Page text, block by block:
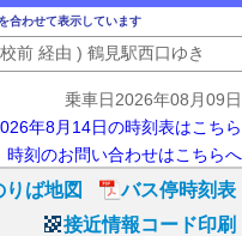
合わせて表示しています
前 経由 ) 鶴見駅西口ゆき
乗車日2026年08月09日
年8月14日の時刻表はこちら
時刻のお問い合わせはこちらへ
りば地図
バス停時刻表
接近情報コード印刷